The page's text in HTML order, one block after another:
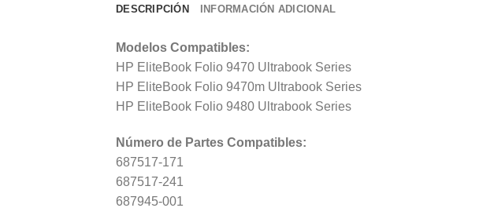
DESCRIPCIÓN INFORMACIÓN ADICIONAL
Modelos Compatibles:
HP EliteBook Folio 9470 Ultrabook Series
HP EliteBook Folio 9470m Ultrabook Series
HP EliteBook Folio 9480 Ultrabook Series
Número de Partes Compatibles:
687517-171
687517-241
687945-001